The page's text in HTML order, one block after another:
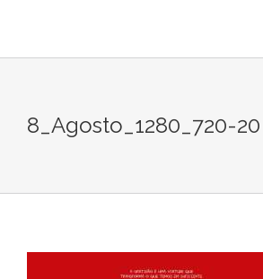
8_Agosto_1280_720-20